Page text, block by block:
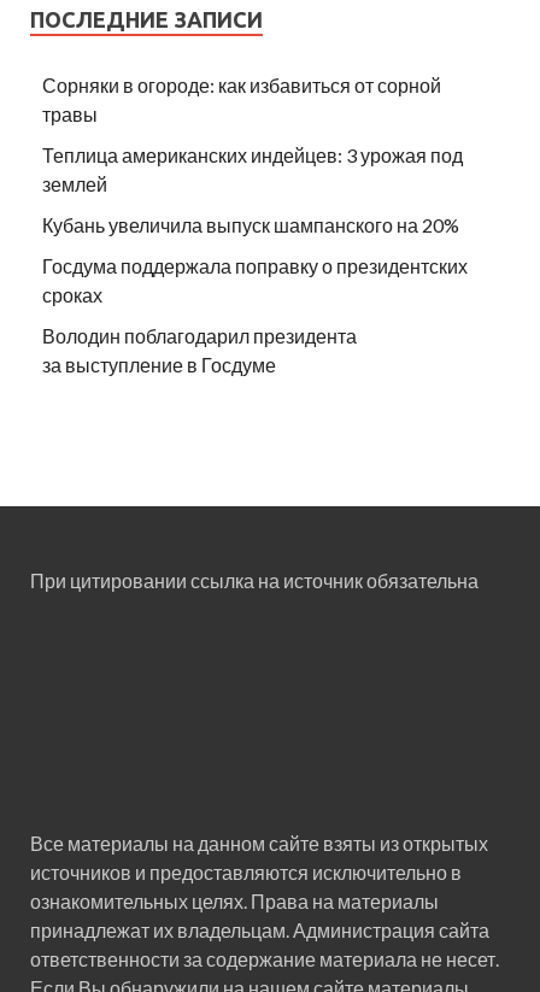
ПОСЛЕДНИЕ ЗАПИСИ
Сорняки в огороде: как избавиться от сорной
травы
Теплица американских индейцев: 3 урожая под
землей
Кубань увеличила выпуск шампанского на 20%
Госдума поддержала поправку о президентских
сроках
Володин поблагодарил президента
за выступление в Госдуме
При цитировании ссылка на источник обязательна
Все материалы на данном сайте взяты из открытых
источников и предоставляются исключительно в
ознакомительных целях. Права на материалы
принадлежат их владельцам. Администрация сайта
ответственности за содержание материала не несет.